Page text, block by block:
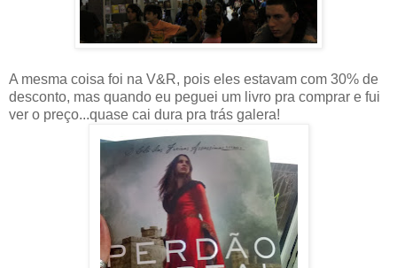
A mesma coisa foi na V&R, pois eles estavam com 30% de
desconto, mas quando eu peguei um livro pra comprar e fui
ver o preço...quase cai dura pra trás galera!